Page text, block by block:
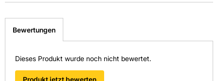
weitergeleitet zu werden. Wir werden Ihre Anfrage
schnellstmöglich bearbeiten.
Bewertungen
Dieses Produkt wurde noch nicht bewertet.
Produkt jetzt bewerten